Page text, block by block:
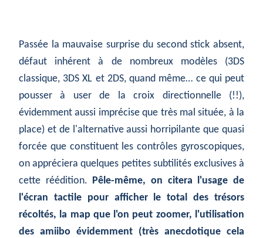
Passée la mauvaise surprise du second stick absent,
défaut inhérent à de nombreux modèles (3DS
classique, 3DS XL et 2DS, quand même… ce qui peut
pousser à user de la croix directionnelle (!!),
évidemment aussi imprécise que très mal située, à la
place) et de l'alternative aussi horripilante que quasi
forcée que constituent les contrôles gyroscopiques,
on appréciera quelques petites subtilités exclusives à
cette réédition.
Pêle-même, on citera l'usage de
l'écran tactile pour afficher le total des trésors
récoltés, la map que l'on peut zoomer, l'utilisation
des amiibo évidemment (très anecdotique cela